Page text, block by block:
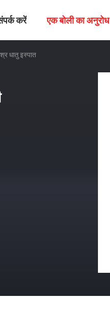
करें एक बोली का अनुरोध
धातु इस्पात